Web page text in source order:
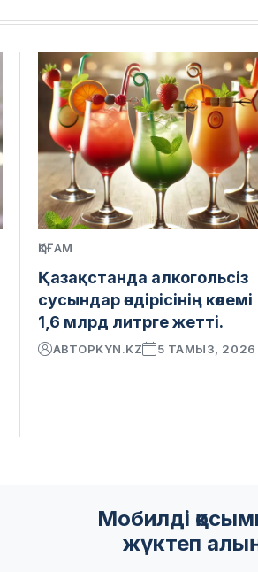
ҚОҒАМ
Қазақстанда алкогольсіз
сусындар өндірісінің көлемі
1,6 млрд литрге жетті.
АВТОРKYN.KZ 5 ТАМЫЗ, 2026
Мобилді
жүктеп